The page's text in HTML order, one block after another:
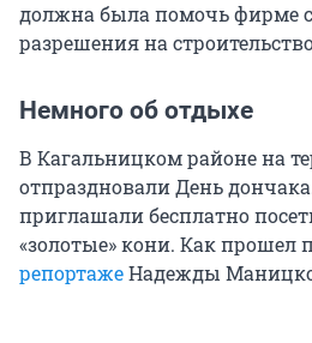
должна была помочь фирме
разрешения на
Немного об отдыхе
В Кагальницком районе на
отпраздновали День
приглашали бесплатно
«золотые» кони. Как прошел
репортажеНадежды